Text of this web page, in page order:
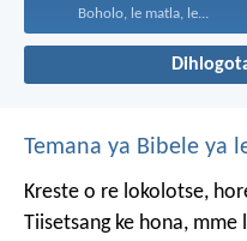
Boholo, le matla, le...
Temana ya Bibele ya
Kreste o re lokolotse,
Tiisetsang ke hona,